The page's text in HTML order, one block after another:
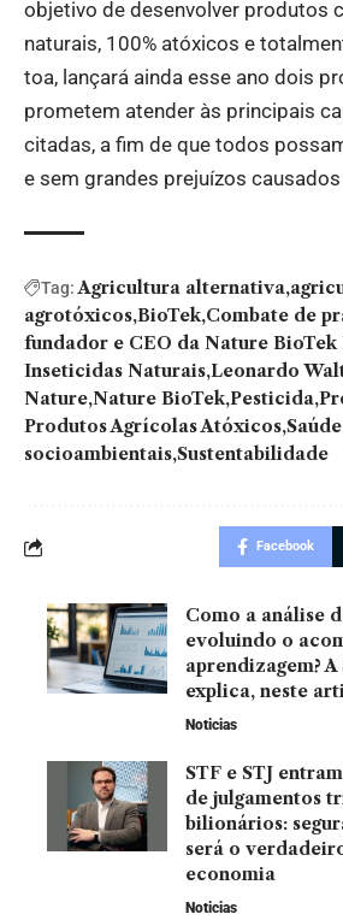
objetivo de desenvolver produtos
naturais, 100% atóxicos e
toa, lançará ainda esse ano dois
prometem atender às principais
citadas, a fim de que todos
e sem grandes prejuízos
Tag: Agricultura alternativa
agrotóxicos BioTek Combate de
fundador e CEO da Nature
Inseticidas Naturais Leonardo
Nature Nature BioTek Pesticida
Produtos Agrícolas Atóxicos
socioambientais Sustentabilidade
Facebook
Como a análise
evoluindo o
aprendizagem?
explica, neste
Noticias
STF e STJ
de julgamentos
bilionários:
será o
economia
Noticias